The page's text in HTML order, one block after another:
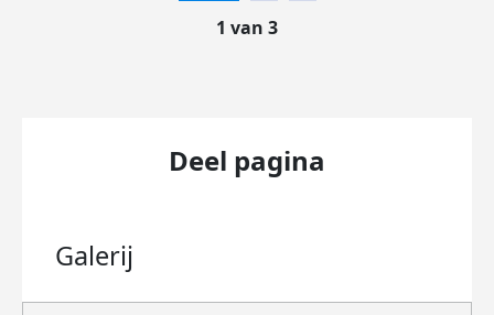
1 van 3
Deel pagina
Galerij